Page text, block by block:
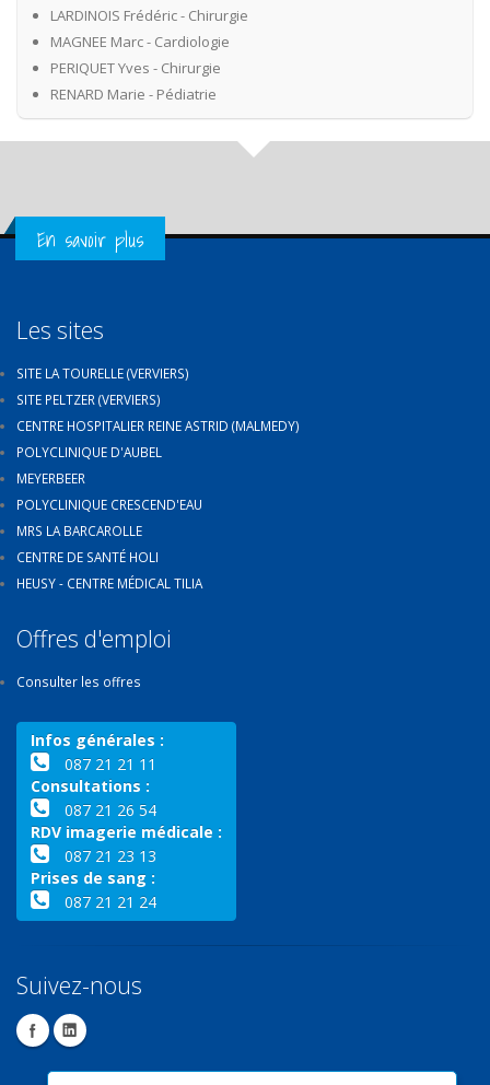
LARDINOIS Frédéric - Chirurgie
MAGNEE Marc - Cardiologie
PERIQUET Yves - Chirurgie
RENARD Marie - Pédiatrie
Get in Touch
En savoir plus
Les sites
SITE LA TOURELLE (VERVIERS)
SITE PELTZER (VERVIERS)
CENTRE HOSPITALIER REINE ASTRID (MALMEDY)
POLYCLINIQUE D'AUBEL
MEYERBEER
POLYCLINIQUE CRESCEND'EAU
MRS LA BARCAROLLE
CENTRE DE SANTÉ HOLI
HEUSY - CENTRE MÉDICAL TILIA
Offres d'emploi
Consulter les offres
Infos générales :
087 21 21 11
Consultations :
087 21 26 54
RDV imagerie médicale :
087 21 23 13
Prises de sang :
087 21 21 24
Suivez-nous